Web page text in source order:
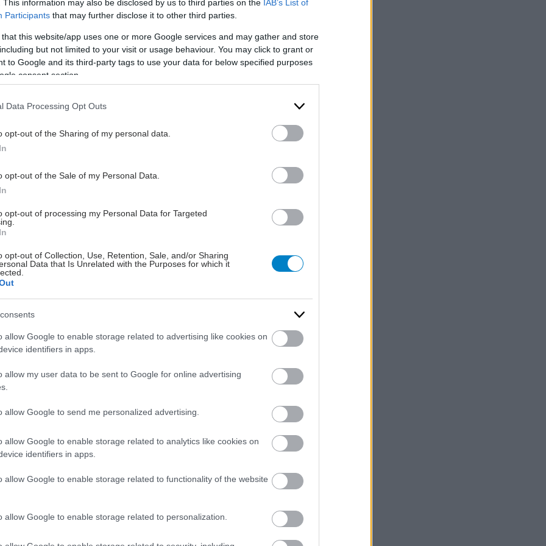
This information may also be disclosed by us to third parties on the IAB’s List of
Participants that may further disclose it to other third parties.
that this website/app uses one or more Google services and may gather and store
but not limited to your visit or usage behaviour. You may click to grant or
to Google and its third-party tags to use your data for below specified purposes
consent section.
Data Processing Opt Outs
opt-out of the Sharing of my personal data.
opt-out of the Sale of my Personal Data.
opt-out of processing my Personal Data for Targeted
opt-out of Collection, Use, Retention, Sale, and/or Sharing
Data that Is Unrelated with the Purposes for which it
allow Google to enable storage related to advertising like cookies on
identifiers in apps.
allow my user data to be sent to Google for online advertising
allow Google to send me personalized advertising.
allow Google to enable storage related to analytics like cookies on
identifiers in apps.
allow Google to enable storage related to functionality of the website
allow Google to enable storage related to personalization.
Παρασκευή, 11 Ιουλίου 2025, 08:00
Αναχρονιστική η τιμή
Τι ζητούν από την ηγεσία του
ΠΦΥ.
Πρωτοβάθμιας Φροντίδας
Έρχεται σε συνέχεια αντίστοιχης
εξοπλισμού.
Τετάρτη, 18 Ιουνίου 2025, 08:00
νεωτέρας
2,5 εκατομμύρια νοσηλείες
στο ΕΣΥ - Ισάριθμοι ασθενείς